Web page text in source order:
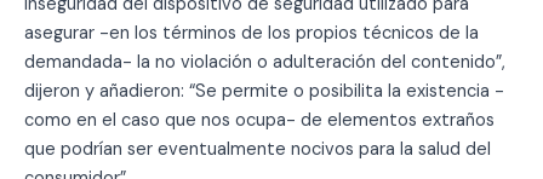
asegurar -en los términos de los propios técnicos de la
demandada- la no violación o adulteración del contenido”,
dijeron y añadieron: “Se permite o posibilita la existencia -
como en el caso que nos ocupa- de elementos extraños
que podrían ser eventualmente nocivos para la salud del